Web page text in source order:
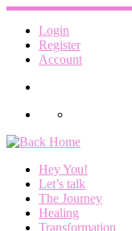
Skip
content
Login
Register
Account
Hey You!
Let’s talk
The Journey
Healing
Transformation